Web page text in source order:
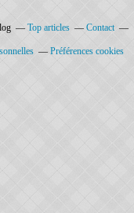
Top articles Contact
Préférences cookies